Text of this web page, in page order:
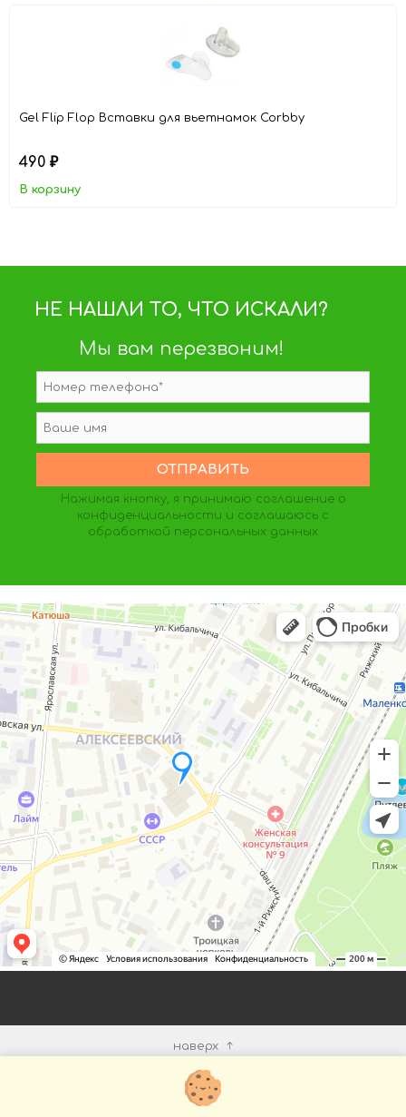
Gel Flip Flop Вставки для вьетнамок Corbby
490 ₽
В корзину
НЕ НАШЛИ ТО, ЧТО ИСКАЛИ?
Мы вам перезвоним!
Нажимая кнопку, я принимаю соглашение о
конфиденциальности и соглашаюсь с
обработкой персональных данных
наверх